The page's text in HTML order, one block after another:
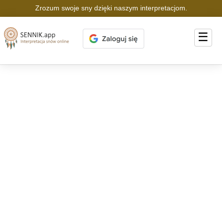
Zrozum swoje sny dzięki naszym interpretacjom.
☰